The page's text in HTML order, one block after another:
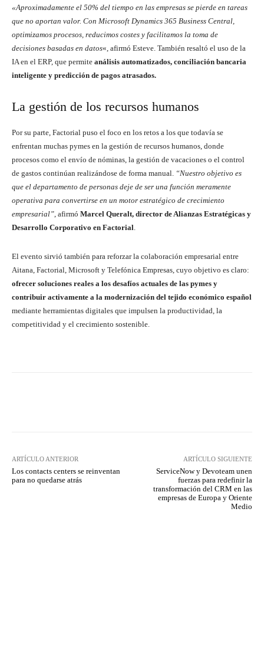
«Aproximadamente el 50% del tiempo en las empresas se pierde en tareas
que no aportan valor. Con Microsoft Dynamics 365 Business Central,
optimizamos procesos, reducimos costes y facilitamos la toma de
decisiones basadas en datos«, afirmó Esteve. También resaltó el uso de la
IA en el ERP, que permite análisis automatizados, conciliación bancaria
inteligente y predicción de pagos atrasados.
La gestión de los recursos humanos
Por su parte, Factorial puso el foco en los retos a los que todavía se
enfrentan muchas pymes en la gestión de recursos humanos, donde
procesos como el envío de nóminas, la gestión de vacaciones o el control
de gastos continúan realizándose de forma manual. “Nuestro objetivo es
que el departamento de personas deje de ser una función meramente
operativa para convertirse en un motor estratégico de crecimiento
empresarial”, afirmó Marcel Queralt, director de Alianzas Estratégicas y
Desarrollo Corporativo en Factorial.
El evento sirvió también para reforzar la colaboración empresarial entre
Aitana, Factorial, Microsoft y Telefónica Empresas, cuyo objetivo es claro:
ofrecer soluciones reales a los desafíos actuales de las pymes y
contribuir activamente a la modernización del tejido económico español
mediante herramientas digitales que impulsen la productividad, la
competitividad y el crecimiento sostenible.
ARTÍCULO ANTERIOR
Los contacts centers se reinventan
para no quedarse atrás
ARTÍCULO SIGUIENTE
ServiceNow y Devoteam unen
fuerzas para redefinir la
transformación del CRM en las
empresas de Europa y Oriente
Medio